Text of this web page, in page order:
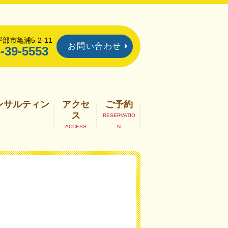
部市亀浦5-2-11
39-5553 お問い合わせ
サルティン
アクセ
ス
ご予約